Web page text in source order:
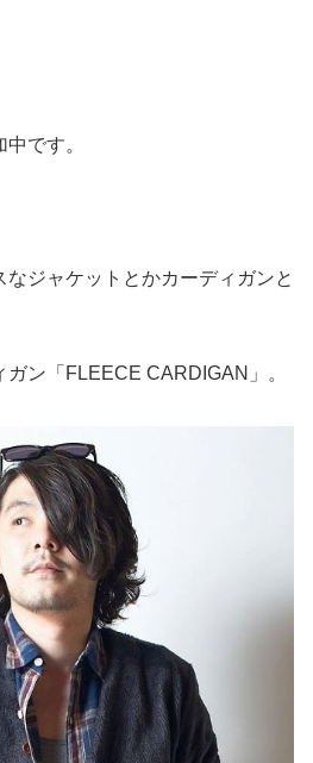
です。
ジャケットとかカーディガンと
ン「FLEECE CARDIGAN」。